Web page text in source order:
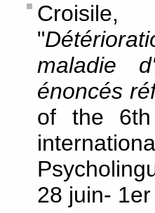
"
maladie
énoncés
of the 6th
28 juin-